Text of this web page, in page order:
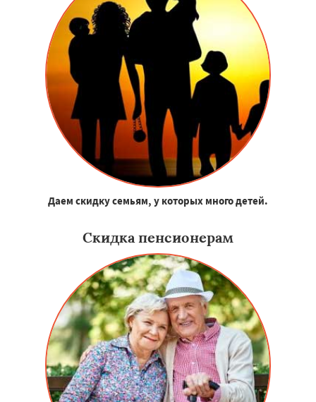
Даем скидку семьям, у которых много детей.
Скидка пенсионерам